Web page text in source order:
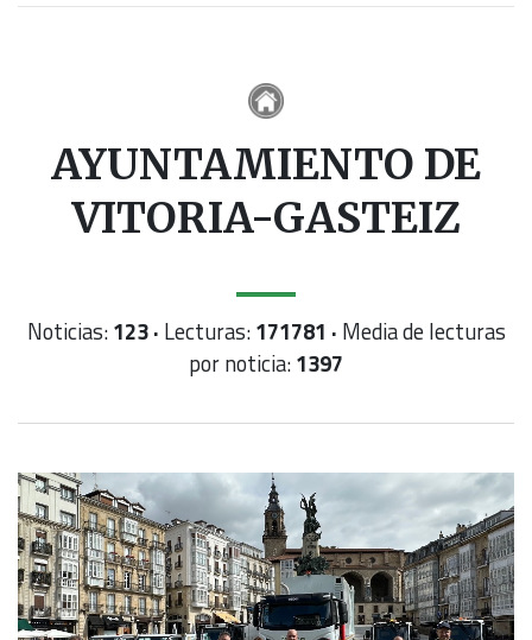
AYUNTAMIENTO DE
VITORIA-GASTEIZ
Noticias:123 · Lecturas:171781 · Media de lecturas
por noticia:1397